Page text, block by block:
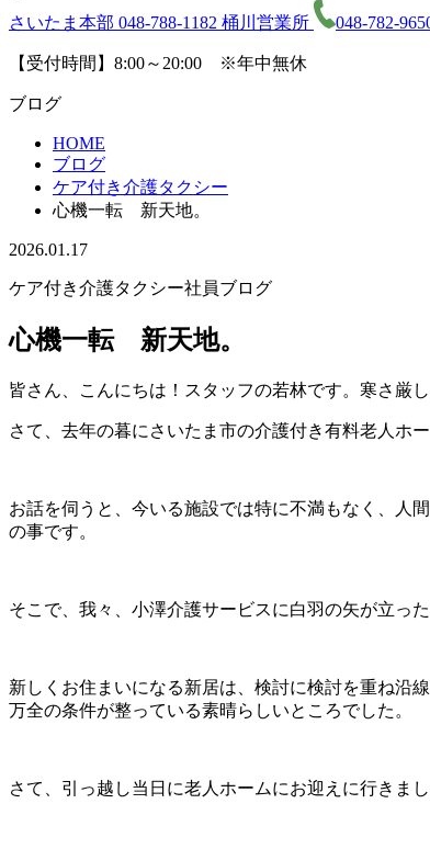
さいたま本部 048-788-1182 桶川営業所 048-782-
【受付時間】8:00～20:00 ※年中無休
ブログ
HOME
ブログ
ケア付き介護タクシー
心機一転 新天地。
2026.01.17
ケア付き介護タクシー社員ブログ
心機一転 新天地。
皆さん、こんにちは！スタッフの若林です。寒さ厳
さて、去年の暮にさいたま市の介護付き有料老人ホ
お話を伺うと、今いる施設では特に不満もなく、人
の事です。
そこで、我々、小澤介護サービスに白羽の矢が立った
新しくお住まいになる新居は、検討に検討を重ね沿
万全の条件が整っている素晴らしいところでした。
さて、引っ越し当日に老人ホームにお迎えに行きまし